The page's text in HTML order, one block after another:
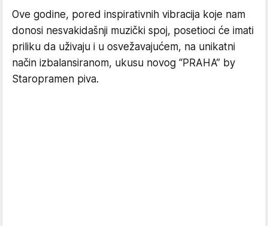
Ove godine, pored inspirativnih vibracija koje nam
donosi nesvakidašnji muzički spoj, posetioci će imati
priliku da uživaju i u osvežavajućem, na unikatni
način izbalansiranom, ukusu novog “PRAHA” by
Staropramen piva.